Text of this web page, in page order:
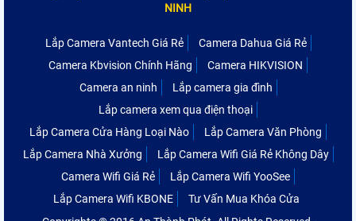
NINH
Lắp Camera Vantech Giá Rẻ
Camera Dahua Giá Rẻ
Camera Kbvision Chính Hãng
Camera HIKVISION
Camera an ninh
Lắp camera gia đình
Lắp camera xem qua điện thoại
Lắp Camera Cửa Hàng Loại Nào
Lắp Camera Văn Phòng
Lắp Camera Nhà Xưởng
Lắp Camera Wifi Giá Rẻ Không Dây
Camera Wifi Giá Rẻ
Lắp Camera Wifi YooSee
Lắp Camera Wifi KBONE
Tư Vấn Mua Khóa Cửa